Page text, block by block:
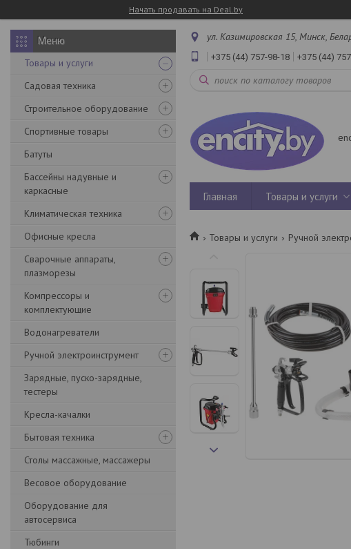
Начать продавать на Deal.by
Товары и услуги
Садовая техника
Строительное оборудование
Спортивные товары
Батуты
Бассейны надувные и
каркасные
Климатическая техника
Офисные кресла
Сварочные аппараты,
плазморезы
Компрессоры и
комплектующие
Водонагреватели
Ручной электроинструмент
Зарядные, пуско-зарядные,
тестеры
Кресла-качалки
Бытовая техника
Столы массажные, массажеры
Весовое оборудование
Оборудование для
автосервиса
Тюбинги
ул. Казимировская 15, Минск,
+375 (44) 757-98-18 +375 (44)
Главная Товары и услуги
Товары и услуги Ручной